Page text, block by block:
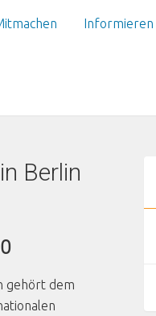
Informieren
Berlin
gehört dem